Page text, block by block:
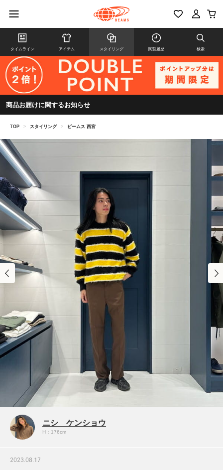
タイムライン アイテム スタイリング 閲覧履歴 検索
商品お届けに関するお知らせ
TOP > スタイリング > ビームス 西宮
ニシ ケンショウ
H：176cm
2023.08.17